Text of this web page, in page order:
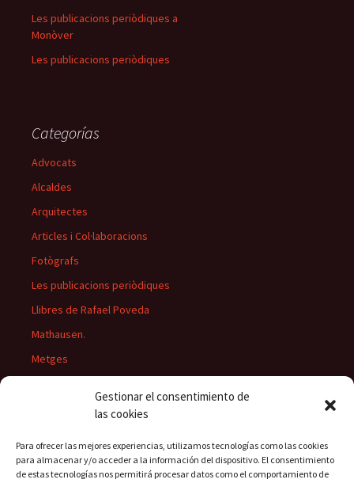
Gestionar el consentimiento de
las cookies
Para ofrecer las mejores experiencias, utilizamos tecnologías como las cookies
para almacenar y/o acceder a la información del dispositivo. El consentimiento
de estas tecnologías nos permitirá procesar datos como el comportamiento de
Les publicacions periòdiques a
Monòver
Les publicacions periòdiques
Categorías
Advocats
Alcaldes
Arquitectes
Articles i Col·laboracions
Fotògrafs
Les publicacions periòdiques
Llibres de Rafael Poveda
Mathausen.
Metges
Presidents del Casino